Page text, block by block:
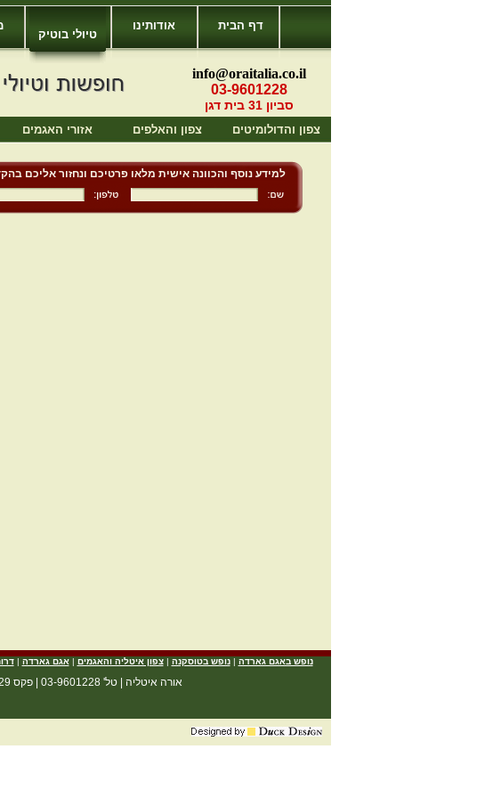
דף הבית אודותינו
טיולי בוטיק
info@oraitalia.co.il
03-9601228
סביון 31 בית דגן
צפון והדולומיטים צפון והאלפים אזורי האגמים
למידע נוסף והכוונה אישית מלאו פרטיכם ונחזור אליכם
נופש באגם גארדה |נופש בטוסקנה |צפון איטליה והאגמים |אגם גארדה |
אורה איטליה | טל' 03-9601228 | פקס 03-9601229 | סביון 31 בית דגן | facebook: